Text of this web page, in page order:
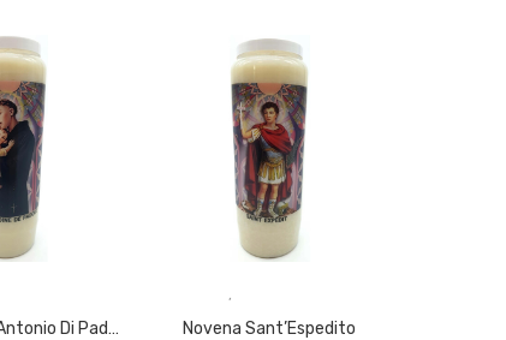
Novena Sant’Antonio Di Padova
,
Novena Sant’Espedito